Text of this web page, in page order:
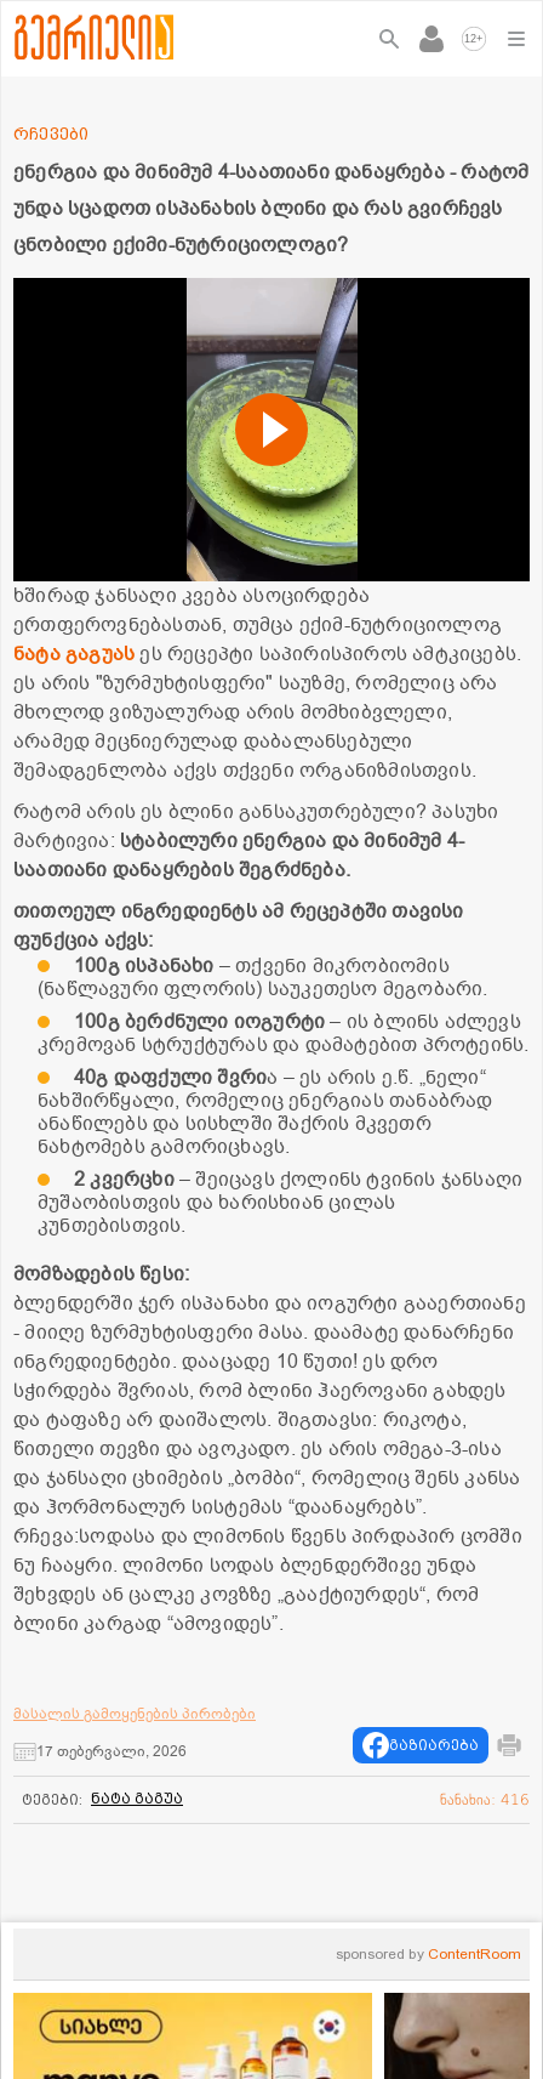
12+
ენერგია და მინიმუმ 4-საათიანი დანაყრება - რატომ
უნდა სცადოთ ისპანახის ბლინი და რას გვირჩევს
ცნობილი ექიმი-ნუტრიციოლოგი?
რჩევები
ხშირად ჯანსაღი კვება ასოცირდება
ერთფეროვნებასთან, თუმცა ექიმ-ნუტრიციოლოგ
ნატა გაგუასეს რეცეპტი საპირისპიროს ამტკიცებს.
ეს არის "ზურმუხტისფერი" საუზმე, რომელიც არა
მხოლოდ ვიზუალურად არის მომხიბვლელი,
არამედ მეცნიერულად დაბალანსებული
შემადგენლობა აქვს თქვენი ორგანიზმისთვის.
რატომ არის ეს ბლინი განსაკუთრებული? პასუხი
მარტივია: სტაბილური ენერგია და მინიმუმ 4-
საათიანი დანაყრების შეგრძნება.
თითოეულ ინგრედიენტს ამ რეცეპტში თავისი
ფუნქცია აქვს:
100გ ისპანახი – თქვენი მიკრობიომის
(ნაწლავური ფლორის) საუკეთესო მეგობარი.
100გ ბერძნული იოგურტი– ის ბლინს აძლევს
კრემოვან სტრუქტურას და დამატებით პროტეინს.
40გ დაფქული შვრია – ეს არის ე.წ. „ნელი“
ნახშირწყალი, რომელიც ენერგიას თანაბრად
ანაწილებს და სისხლში შაქრის მკვეთრ
ნახტომებს გამორიცხავს.
2 კვერცხი– შეიცავს ქოლინს ტვინის ჯანსაღი
მუშაობისთვის და ხარისხიან ცილას
კუნთებისთვის.
მომზადების წესი:
ბლენდერში ჯერ ისპანახი და იოგურტი გააერთიანე
- მიიღე ზურმუხტისფერი მასა. დაამატე დანარჩენი
ინგრედიენტები. დააცადე 10 წუთი! ეს დრო
სჭირდება შვრიას, რომ ბლინი ჰაეროვანი გახდეს
და ტაფაზე არ დაიშალოს. შიგთავსი: რიკოტა,
წითელი თევზი და ავოკადო. ეს არის ომეგა-3-ისა
და ჯანსაღი ცხიმების „ბომბი“, რომელიც შენს კანსა
და ჰორმონალურ სისტემას “დაანაყრებს”.
რჩევა:სოდასა და ლიმონის წვენს პირდაპირ ცომში
ნუ ჩააყრი. ლიმონი სოდას ბლენდერშივე უნდა
შეხვდეს ან ცალკე კოვზზე „გააქტიურდეს“, რომ
ბლინი კარგად “ამოვიდეს”.
მასალის გამოყენების პირობები
17 თებერვალი, 2026
გაზიარება
ტეგები: ნატა გაგუა ნანახია: 416
sponsored by ContentRoom